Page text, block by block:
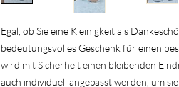
Egal, ob Sie eine Kleinigkeit als
bedeutungsvolles Geschenk für einen
wird mit Sicherheit einen bleibenden
auch individuell angepasst werden, um